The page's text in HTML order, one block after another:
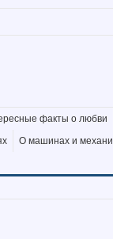
факты о любви
О машинах и